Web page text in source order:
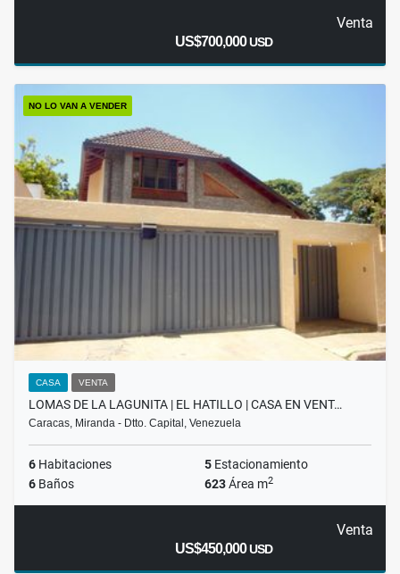
Venta
US$700,000USD
NO LO VAN A VENDER
CASA VENTA
LOMAS DE LA LAGUNITA | EL HATILLO | CASA EN VENT…
Caracas, Miranda - Dtto. Capital, Venezuela
6 Habitaciones 5 Estacionamiento
6 Baños 623Área m2
Venta
US$450,000USD